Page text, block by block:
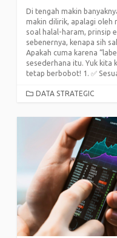
Di tengah makin
makin dilirik, apalagi oleh
soal halal-haram, prinsip
sebenernya, kenapa sih
Apakah cuma karena
sesederhana itu. Yuk kita
tetap berbobot! 1. ✅
CATEGORIES
DATA STRATEGIC